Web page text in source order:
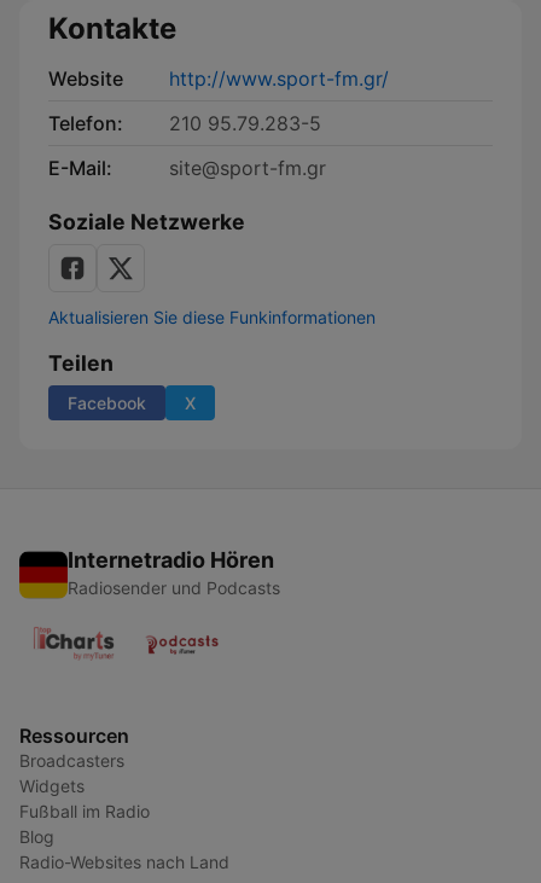
Kontakte
Website
http://www.sport-fm.gr/
Telefon:
210 95.79.283-5
E-Mail:
site@sport-fm.gr
Soziale Netzwerke
Aktualisieren Sie diese Funkinformationen
Teilen
Facebook X
Internetradio Hören
Radiosender und Podcasts
Ressourcen
Broadcasters
Widgets
Fußball im Radio
Blog
Radio-Websites nach Land